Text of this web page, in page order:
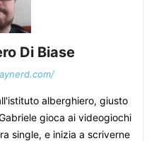
Di Biase
alberghiero, giusto
gioca ai videogiochi
single, e inizia a scriverne